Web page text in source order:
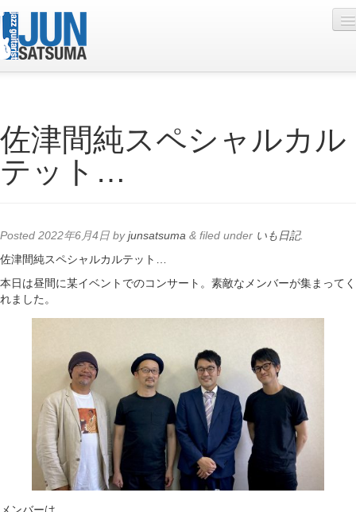
Live Schedule
Discography
Contact
YouTube
Online Lesson
佐津間純スペシャルカル
テット…
Posted 2022年6月4日 byjunsatsuma & filed under いも日記.
佐津間純スペシャルカルテット…
本日は昼間に某イベントでのコンサート。素敵なメンバーが集まってく
れました。